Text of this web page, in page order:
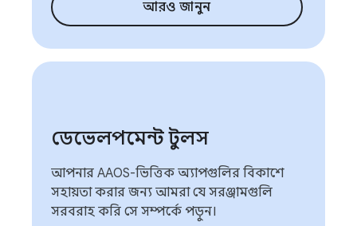
আরও জানুন
ডেভেলপমেন্ট টুলস
আপনার AAOS-ভিত্তিক অ্যাপগুলির বিকাশে
সহায়তা করার জন্য আমরা যে সরঞ্জামগুলি
সরবরাহ করি সে সম্পর্কে পড়ুন।